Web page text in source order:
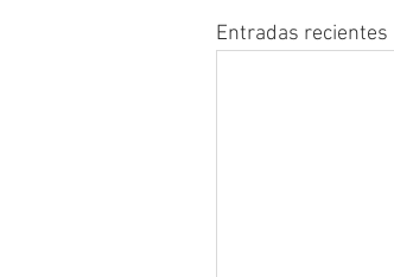
Entradas recientes